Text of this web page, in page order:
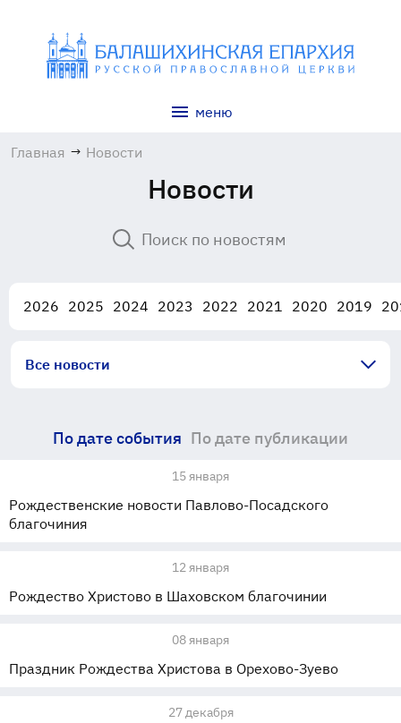
меню
Главная → Новости
Новости
2026 2025 2024 2023 2022 2021 2020 2019
Все новости
По дате события По дате публикации
15 января
Рождественские новости Павлово-Посадского
благочиния
12 января
Рождество Христово в Шаховском благочинии
08 января
Праздник Рождества Христова в Орехово-Зуево
27 декабря